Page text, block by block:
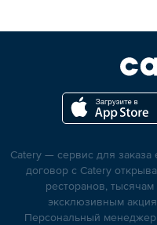
Catery — сервис для
договор с Catery
ресторанов,
эксклюзивным
Персональный менеджер